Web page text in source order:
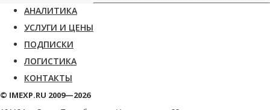
АНАЛИТИКА
УСЛУГИ И ЦЕНЫ
ПОДПИСКИ
ЛОГИСТИКА
КОНТАКТЫ
© IMEXP.RU 2009—2026